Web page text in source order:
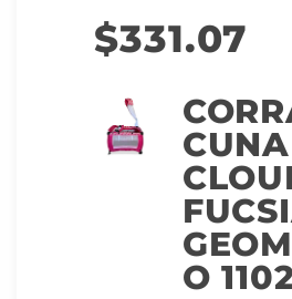
$331.07
CUNA
O